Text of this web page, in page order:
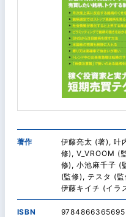
著作
伊藤亮太 (著), 叶
修), V_VROOM (
修), 小池麻千子 (
(監修), テスタ (
伊藤キイチ (イラ
ISBN 9784866365695